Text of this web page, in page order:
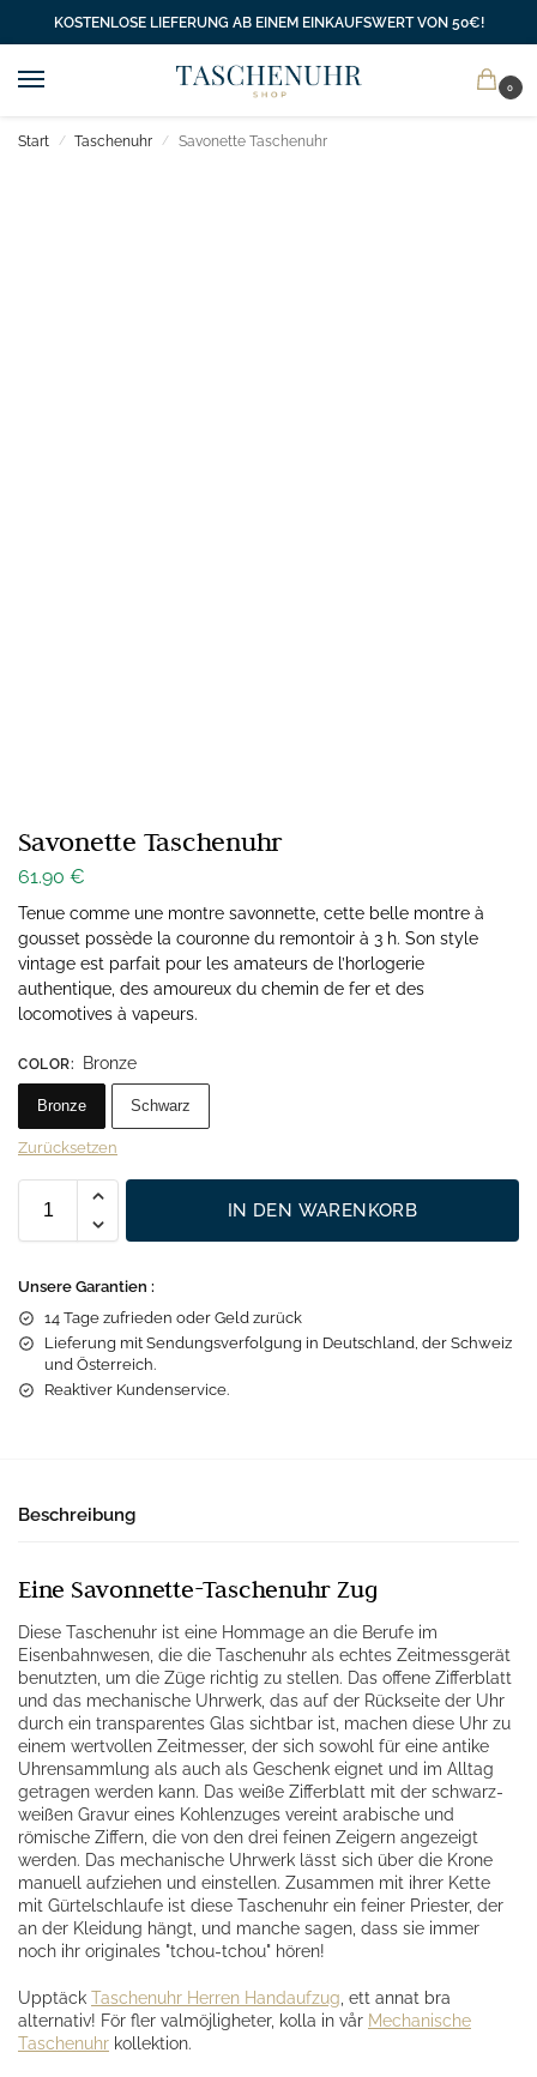
KOSTENLOSE LIEFERUNG AB EINEM EINKAUFSWERT VON 50€!
0
Start / Taschenuhr / Savonette Taschenuhr
Savonette Taschenuhr
61.90 €
Tenue comme une montre savonnette, cette belle montre à
gousset possède la couronne du remontoir à 3 h. Son style
vintage est parfait pour les amateurs de l’horlogerie
authentique, des amoureux du chemin de fer et des
locomotives à vapeurs.
COLOR: Bronze
Bronze Schwarz
Zurücksetzen
IN DEN WARENKORB
Unsere Garantien :
14 Tage zufrieden oder Geld zurück
Lieferung mit Sendungsverfolgung in Deutschland, der Schweiz
und Österreich.
Reaktiver Kundenservice.
Beschreibung
Eine Savonnette-Taschenuhr Zug
Diese Taschenuhr ist eine Hommage an die Berufe im
Eisenbahnwesen, die die Taschenuhr als echtes Zeitmessgerät
benutzten, um die Züge richtig zu stellen. Das offene Zifferblatt
und das mechanische Uhrwerk, das auf der Rückseite der Uhr
durch ein transparentes Glas sichtbar ist, machen diese Uhr zu
einem wertvollen Zeitmesser, der sich sowohl für eine antike
Uhrensammlung als auch als Geschenk eignet und im Alltag
getragen werden kann. Das weiße Zifferblatt mit der schwarz-
weißen Gravur eines Kohlenzuges vereint arabische und
römische Ziffern, die von den drei feinen Zeigern angezeigt
werden. Das mechanische Uhrwerk lässt sich über die Krone
manuell aufziehen und einstellen. Zusammen mit ihrer Kette
mit Gürtelschlaufe ist diese Taschenuhr ein feiner Priester, der
an der Kleidung hängt, und manche sagen, dass sie immer
noch ihr originales "tchou-tchou" hören!
Upptäck Taschenuhr Herren Handaufzug , ett annat bra
alternativ! För fler valmöjligheter, kolla in vår Mechanische
Taschenuhr kollektion.